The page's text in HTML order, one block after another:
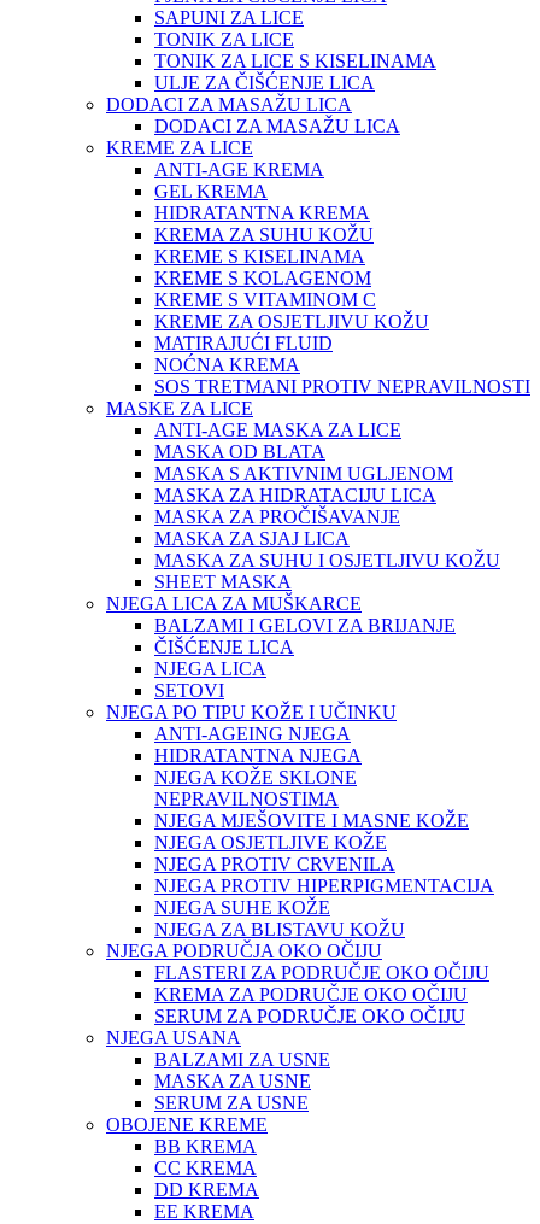
SAPUNI ZA LICE
TONIK ZA LICE
TONIK ZA LICE S KISELINAMA
ULJE ZA ČIŠĆENJE LICA
DODACI ZA MASAŽU LICA
DODACI ZA MASAŽU LICA
KREME ZA LICE
ANTI-AGE KREMA
GEL KREMA
HIDRATANTNA KREMA
KREMA ZA SUHU KOŽU
KREME S KISELINAMA
KREME S KOLAGENOM
KREME S VITAMINOM C
KREME ZA OSJETLJIVU KOŽU
MATIRAJUĆI FLUID
NOĆNA KREMA
SOS TRETMANI PROTIV NEPRAVILNOSTI
MASKE ZA LICE
ANTI-AGE MASKA ZA LICE
MASKA OD BLATA
MASKA S AKTIVNIM UGLJENOM
MASKA ZA HIDRATACIJU LICA
MASKA ZA PROČIŠAVANJE
MASKA ZA SJAJ LICA
MASKA ZA SUHU I OSJETLJIVU KOŽU
SHEET MASKA
NJEGA LICA ZA MUŠKARCE
BALZAMI I GELOVI ZA BRIJANJE
ČIŠĆENJE LICA
NJEGA LICA
SETOVI
NJEGA PO TIPU KOŽE I UČINKU
ANTI-AGEING NJEGA
HIDRATANTNA NJEGA
NJEGA KOŽE SKLONE
NEPRAVILNOSTIMA
NJEGA MJEŠOVITE I MASNE KOŽE
NJEGA OSJETLJIVE KOŽE
NJEGA PROTIV CRVENILA
NJEGA PROTIV HIPERPIGMENTACIJA
NJEGA SUHE KOŽE
NJEGA ZA BLISTAVU KOŽU
NJEGA PODRUČJA OKO OČIJU
FLASTERI ZA PODRUČJE OKO OČIJU
KREMA ZA PODRUČJE OKO OČIJU
SERUM ZA PODRUČJE OKO OČIJU
NJEGA USANA
BALZAMI ZA USNE
MASKA ZA USNE
SERUM ZA USNE
OBOJENE KREME
BB KREMA
CC KREMA
DD KREMA
EE KREMA